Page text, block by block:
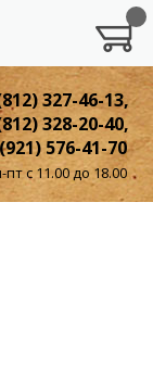
327-46-13,
328-20-40,
576-41-70
пт с 11.00 до 18.00